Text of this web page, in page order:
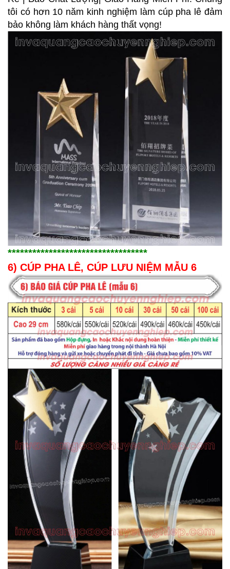
tôi có hơn 10 năm kinh nghiệm làm cúp pha lê đảm
bảo không làm khách hàng thất vọng!
**********************************
6) CÚP PHA LÊ, CÚP LƯU NIỆM MẪU 6